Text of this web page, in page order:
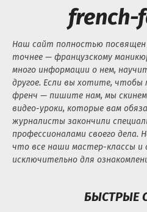
french-
Наш сайт полностью
точнее — французскому
много информации о нем,
другое. Если вы хотите, чтобы
френч — пишите нам, мы скинем
видео-уроки, которые вам
журналисты закончили
профессионалами своего дела.
что все наши мастер-классы и
исключительно для
БЫСТРЫЕ